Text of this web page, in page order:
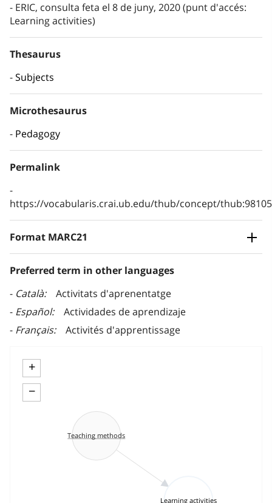
ERIC, consulta feta el 8 de juny, 2020 (punt d'accés:
Learning activities)
Thesaurus
Subjects
Microthesaurus
Pedagogy
Permalink
https://vocabularis.crai.ub.edu/thub/concept/
Format MARC21
Preferred term in other languages
Català
Activitats d'aprenentatge
Español
Actividades de aprendizaje
Français
Activités d'apprentissage
+
−
Learning activities
Teaching methods